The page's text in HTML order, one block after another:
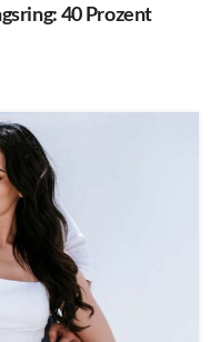
40 Prozent